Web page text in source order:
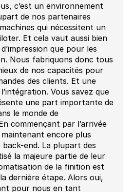
c’est un environnement
de nos partenaires
qui nécessitent un
Et cela vaut aussi bien
que pour les
Nous fabriquons donc tous
de nos capacités pour
des clients. Et une
Vous savez que
une part importante de
le monde de
commençant par l’arrivée
maintenant encore plus
end. La plupart des
la majeure partie de leur
de la finition est
dernière étape. Alors oui,
pour nous en tant